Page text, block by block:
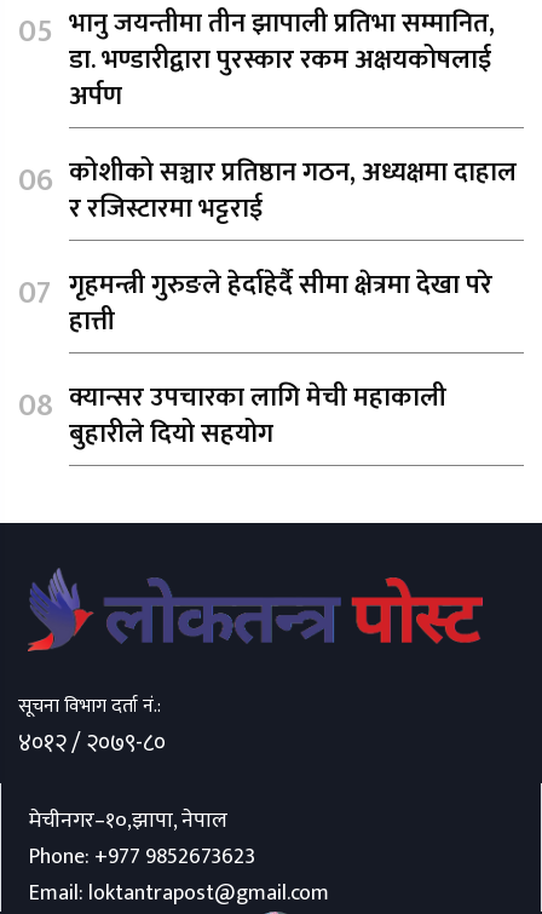
भानु जयन्तीमा तीन झापाली प्रतिभा सम्मानित,
डा. भण्डारीद्वारा पुरस्कार रकम अक्षयकोषलाई
अर्पण
कोशीको सञ्चार प्रतिष्ठान गठन, अध्यक्षमा दाहाल
र रजिस्टारमा भट्टराई
गृहमन्त्री गुरुङले हेर्दाहेर्दै सीमा क्षेत्रमा देखा परे
हात्ती
क्यान्सर उपचारका लागि मेची महाकाली
बुहारीले दियो सहयोग
सूचना विभाग दर्ता नं.:
४०१२ / २०७९-८०
मेचीनगर–१०,झापा, नेपाल
Phone: +977 9852673623
Email: loktantrapost@gmail.com